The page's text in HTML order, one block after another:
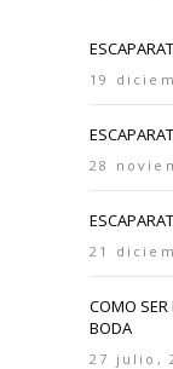
19
28
21
COMO SER
BODA
27 julio,